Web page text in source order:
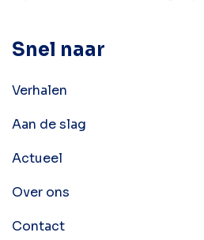
Snel naar
Verhalen
Aan de slag
Actueel
Over ons
Contact